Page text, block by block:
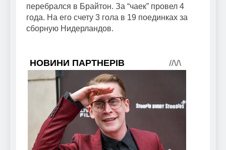
перебрался в Брайтон. За “чаек” провел 4
года. На его счету 3 гола в 19 поединках за
сборную Нидерландов.